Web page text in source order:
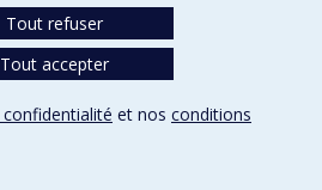
Tout refuser
Tout accepter
et nos conditions